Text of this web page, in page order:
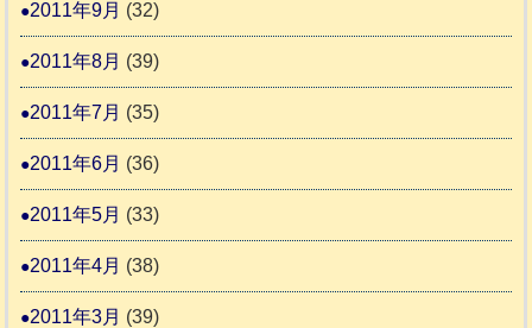
2011年9月 (32)
2011年8月 (39)
2011年7月 (35)
2011年6月 (36)
2011年5月 (33)
2011年4月 (38)
2011年3月 (39)